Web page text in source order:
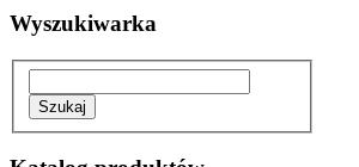
Wyszukiwarka